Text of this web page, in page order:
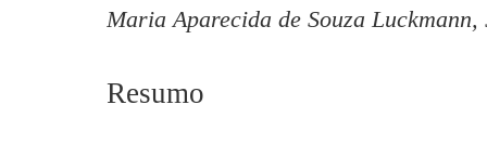
Maria Aparecida de Souza
Resumo